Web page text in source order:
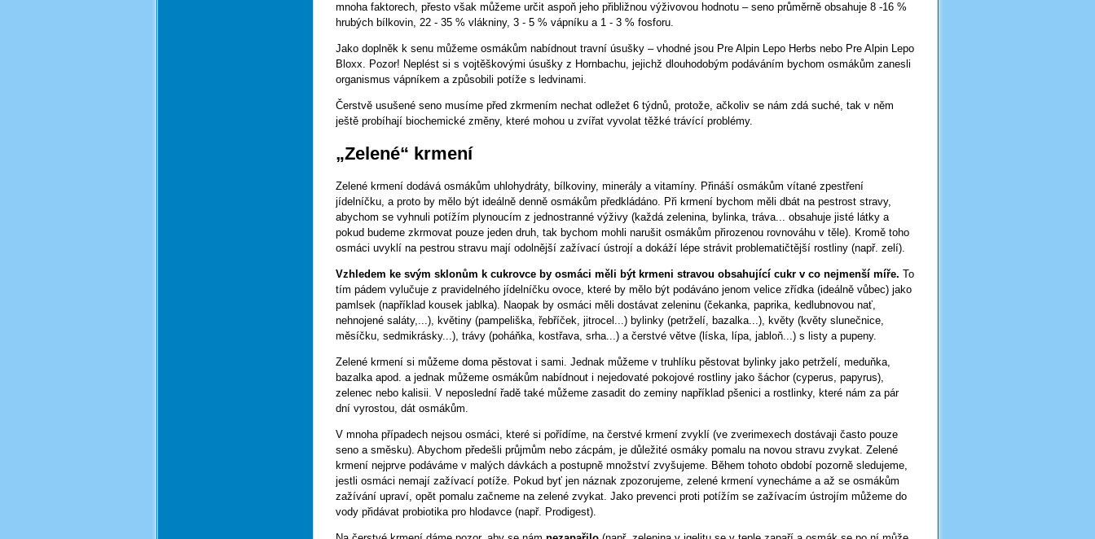
mnoha faktorech, přesto však můžeme určit aspoň jeho přibližnou výživovou hodnotu – seno průměrně obsahuje 8 -16 %
hrubých bílkovin, 22 - 35 % vlákniny, 3 - 5 % vápníku a 1 - 3 % fosforu.
Jako doplněk k senu můžeme osmákům nabídnout travní úsušky – vhodné jsou Pre Alpin Lepo Herbs nebo Pre Alpin Lepo
Bloxx. Pozor! Neplést si s vojtěškovými úsušky z Hornbachu, jejichž dlouhodobým podáváním bychom osmákům zanesli
organismus vápníkem a způsobili potíže s ledvinami.
Čerstvě usušené seno musíme před zkrmením nechat odležet 6 týdnů, protože, ačkoliv se nám zdá suché, tak v něm
ještě probíhají biochemické změny, které mohou u zvířat vyvolat těžké trávící problémy.
„Zelené“ krmení
Zelené krmení dodává osmákům uhlohydráty, bílkoviny, minerály a vitamíny. Přináší osmákům vítané zpestření
jídelníčku, a proto by mělo být ideálně denně osmákům předkládáno. Při krmení bychom měli dbát na pestrost stravy,
abychom se vyhnuli potížím plynoucím z jednostranné výživy (každá zelenina, bylinka, tráva... obsahuje jisté látky a
pokud budeme zkrmovat pouze jeden druh, tak bychom mohli narušit osmákům přirozenou rovnováhu v těle). Kromě toho
osmáci uvyklí na pestrou stravu mají odolnější zažívací ústrojí a dokáží lépe strávit problematičtější rostliny (např. zelí).
Vzhledem ke svým sklonům k cukrovce by osmáci měli být krmeni stravou obsahující cukr v co nejmenší míře. To
tím pádem vylučuje z pravidelného jídelníčku ovoce, které by mělo být podáváno jenom velice zřídka (ideálně vůbec) jako
pamlsek (například kousek jablka). Naopak by osmáci měli dostávat zeleninu (čekanka, paprika, kedlubnovou nať,
nehnojené saláty,...), květiny (pampeliška, řebříček, jitrocel...) bylinky (petrželí, bazalka...), květy (květy slunečnice,
měsíčku, sedmikrásky...), trávy (poháňka, kostřava, srha...) a čerstvé větve (líska, lípa, jabloň...) s listy a pupeny.
Zelené krmení si můžeme doma pěstovat i sami. Jednak můžeme v truhlíku pěstovat bylinky jako petrželí, meduňka,
bazalka apod. a jednak můžeme osmákům nabídnout i nejedovaté pokojové rostliny jako šáchor (cyperus, papyrus),
zelenec nebo kalisii. V neposlední řadě také můžeme zasadit do zeminy například pšenici a rostlinky, které nám za pár
dní vyrostou, dát osmákům.
V mnoha případech nejsou osmáci, které si pořídíme, na čerstvé krmení zvyklí (ve zverimexech dostávaji často pouze
seno a směsku). Abychom předešli průjmům nebo zácpám, je důležité osmáky pomalu na novou stravu zvykat. Zelené
krmení nejprve podáváme v malých dávkách a postupně množství zvyšujeme. Během tohoto období pozorně sledujeme,
jestli osmáci nemají zažívací potíže. Pokud byť jen náznak zpozorujeme, zelené krmení vynecháme a až se osmákům
zažívání upraví, opět pomalu začneme na zelené zvykat. Jako prevenci proti potížím se zažívacím ústrojím můžeme do
vody přidávat probiotika pro hlodavce (např. Prodigest).